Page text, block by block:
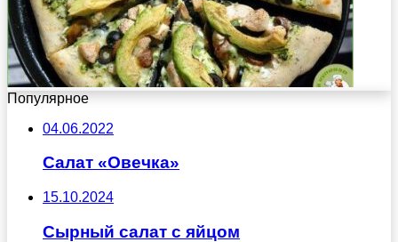
Популярное
04.06.2022
Салат «Овечка»
15.10.2024
Сырный салат с яйцом